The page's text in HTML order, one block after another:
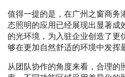
值得一提的是，在广州之窗商务
态照明的应用已经展现出显著成
的光环境，为入驻企业创造了更
够在更加自然舒适的环境中发挥
从团队协作的角度来看，合理的